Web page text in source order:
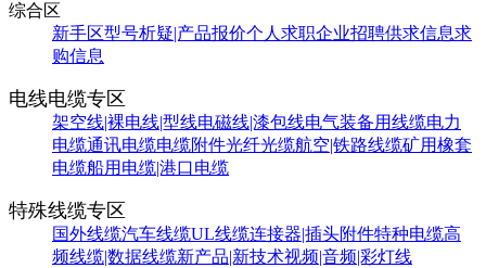
综合区
新手区型号析疑|产品报价个人求职企业招聘供求信息求
购信息
电线电缆专区
架空线|裸电线|型线电磁线|漆包线电气装备用线缆电力
电缆通讯电缆电缆附件光纤光缆航空|铁路线缆矿用橡套
电缆船用电缆|港口电缆
特殊线缆专区
国外线缆汽车线缆UL线缆连接器|插头附件特种电缆高
频线缆|数据线缆新产品|新技术视频|音频|彩灯线